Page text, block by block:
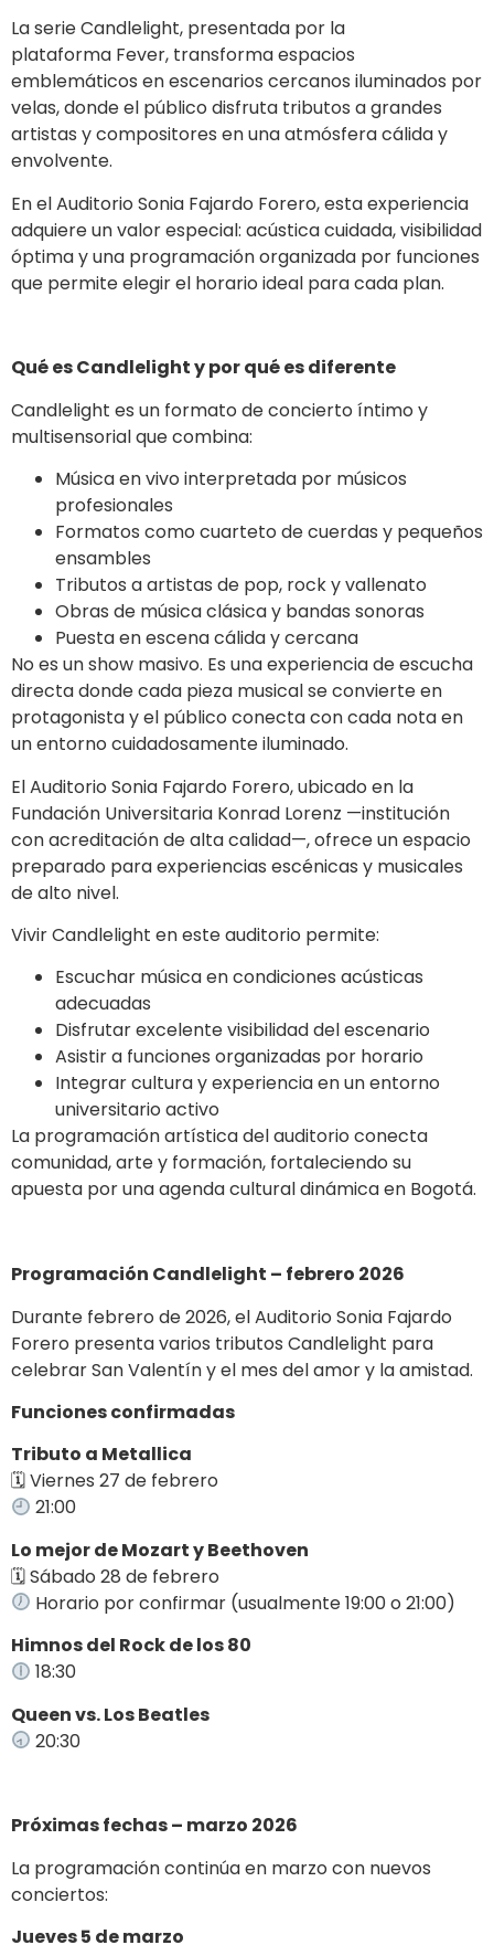
La serie Candlelight, presentada por la
plataforma Fever, transforma espacios
emblemáticos en escenarios cercanos iluminados por
velas, donde el público disfruta tributos a grandes
artistas y compositores en una atmósfera cálida y
envolvente.
En el Auditorio Sonia Fajardo Forero, esta experiencia
adquiere un valor especial: acústica cuidada, visibilidad
óptima y una programación organizada por funciones
que permite elegir el horario ideal para cada plan.
Qué es Candlelight y por qué es diferente
Candlelight es un formato de concierto íntimo y
multisensorial que combina:
Música en vivo interpretada por músicos
profesionales
Formatos como cuarteto de cuerdas y pequeños
ensambles
Tributos a artistas de pop, rock y vallenato
Obras de música clásica y bandas sonoras
Puesta en escena cálida y cercana
No es un show masivo. Es una experiencia de escucha
directa donde cada pieza musical se convierte en
protagonista y el público conecta con cada nota en
un entorno cuidadosamente iluminado.
El Auditorio Sonia Fajardo Forero, ubicado en la
Fundación Universitaria Konrad Lorenz —institución
con acreditación de alta calidad—, ofrece un espacio
preparado para experiencias escénicas y musicales
de alto nivel.
Vivir Candlelight en este auditorio permite:
Escuchar música en condiciones acústicas
adecuadas
Disfrutar excelente visibilidad del escenario
Asistir a funciones organizadas por horario
Integrar cultura y experiencia en un entorno
universitario activo
La programación artística del auditorio conecta
comunidad, arte y formación, fortaleciendo su
apuesta por una agenda cultural dinámica en Bogotá.
Programación Candlelight – febrero 2026
Durante febrero de 2026, el Auditorio Sonia Fajardo
Forero presenta varios tributos Candlelight para
celebrar San Valentín y el mes del amor y la amistad.
Funciones confirmadas
Tributo a Metallica
🗓 Viernes 27 de febrero
21:00
Lo mejor de Mozart y Beethoven
🗓 Sábado 28 de febrero
Horario por confirmar (usualmente 19:00 o 21:00)
Himnos del Rock de los 80
18:30
Queen vs. Los Beatles
20:30
Próximas fechas – marzo 2026
La programación continúa en marzo con nuevos
conciertos:
Jueves 5 de marzo